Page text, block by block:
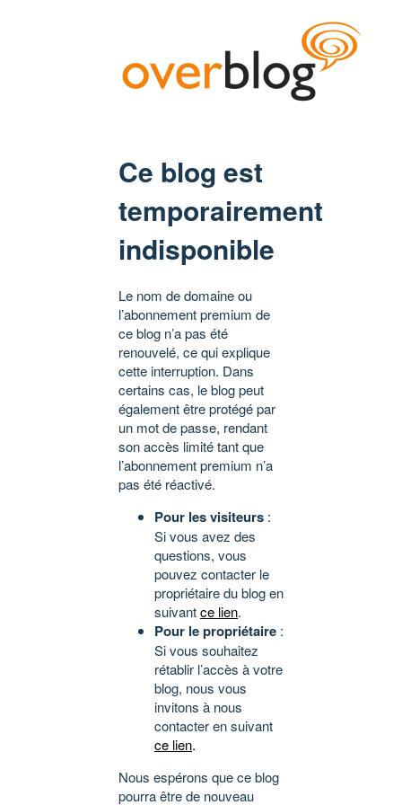
Ce blog est
temporairement
indisponible
Le nom de domaine ou
l’abonnement premium de
ce blog n’a pas été
renouvelé, ce qui explique
cette interruption. Dans
certains cas, le blog peut
également être protégé par
un mot de passe, rendant
son accès limité tant que
l’abonnement premium n’a
pas été réactivé.
Pour les visiteurs :
Si vous avez des
questions, vous
pouvez contacter le
propriétaire du blog en
suivantce lien.
Pour le propriétaire :
Si vous souhaitez
rétablir l’accès à votre
blog, nous vous
invitons à nous
contacter en suivant
ce lien.
Nous espérons que ce blog
pourra être de nouveau